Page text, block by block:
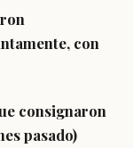
con
consignaron
pasado)